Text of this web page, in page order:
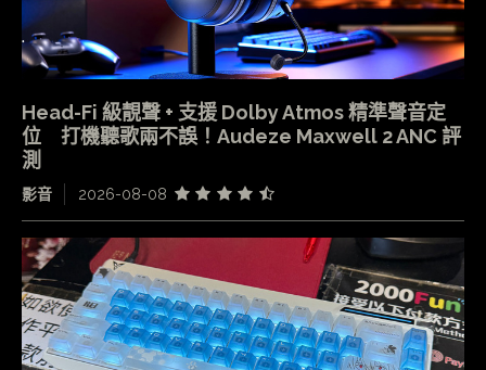
Head-Fi 級靚聲 + 支援 Dolby Atmos 精準聲音定
位 打機聽歌兩不誤！Audeze Maxwell 2 ANC 評
測
影音 2026-08-08